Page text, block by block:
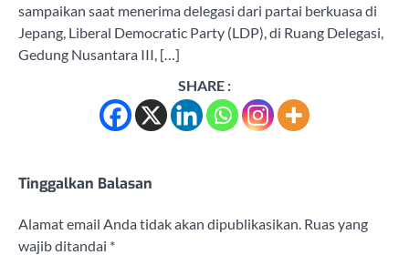
sampaikan saat menerima delegasi dari partai berkuasa di
Jepang, Liberal Democratic Party (LDP), di Ruang Delegasi,
Gedung Nusantara III, […]
SHARE :
Tinggalkan Balasan
Alamat email Anda tidak akan dipublikasikan. Ruas yang
wajib ditandai *